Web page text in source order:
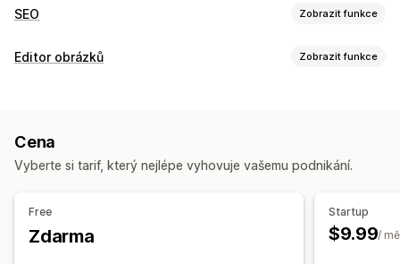
SEO Zobrazit funkce
Nástroje SEO
Navigační drobečky
Meta tagy
Strukturovaná data JSON-LD
Schémata
Generování pomocí umělé inteligence
Optimalizace obrázků
Editor obrázků Zobrazit funkce
Kontrola kvality
Cena
Vyberte si tarif, který nejlépe vyhovuje vašemu podnikání.
Free
Zdarma
Startup
$9.99/